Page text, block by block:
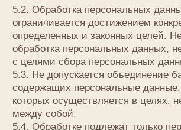
данных, подлежащих опубликованию или
обязательному раскрытию в соответствии
с федеральным законом.
8. Порядок сбора, хранения, передачи и других
видов обработки персональных данных
Безопасность персональных данных, которые
обрабатываются Оператором, обеспечивается
путем реализации правовых, организационных
и технических мер, необходимых для выполнения
в полном объеме требований действующего
законодательства в области защиты персональных
данных.
8.1. Оператор обеспечивает сохранность
персональных данных и принимает все возможные